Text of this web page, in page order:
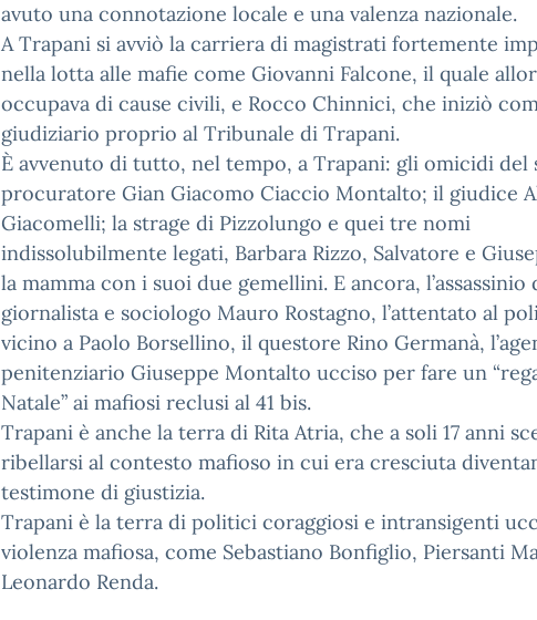
avuto una connotazione locale e una valenza nazionale.
A Trapani si avviò la carriera di magistrati fortemente
nella lotta alle mafie come Giovanni Falcone, il quale
occupava di cause civili, e Rocco Chinnici, che iniziò
giudiziario proprio al Tribunale di Trapani.
È avvenuto di tutto, nel tempo, a Trapani: gli omicidi del
procuratore Gian Giacomo Ciaccio Montalto; il giudice
Giacomelli; la strage di Pizzolungo e quei tre nomi
indissolubilmente legati, Barbara Rizzo, Salvatore e
la mamma con i suoi due gemellini. E ancora, l’assassinio
giornalista e sociologo Mauro Rostagno, l’attentato al
vicino a Paolo Borsellino, il questore Rino Germanà,
penitenziario Giuseppe Montalto ucciso per fare un
Natale” ai mafiosi reclusi al 41 bis.
Trapani è anche la terra di Rita Atria, che a soli 17 anni
ribellarsi al contesto mafioso in cui era cresciuta
testimone di giustizia.
Trapani è la terra di politici coraggiosi e intransigenti
violenza mafiosa, come Sebastiano Bonfiglio, Piersanti
Leonardo Renda.